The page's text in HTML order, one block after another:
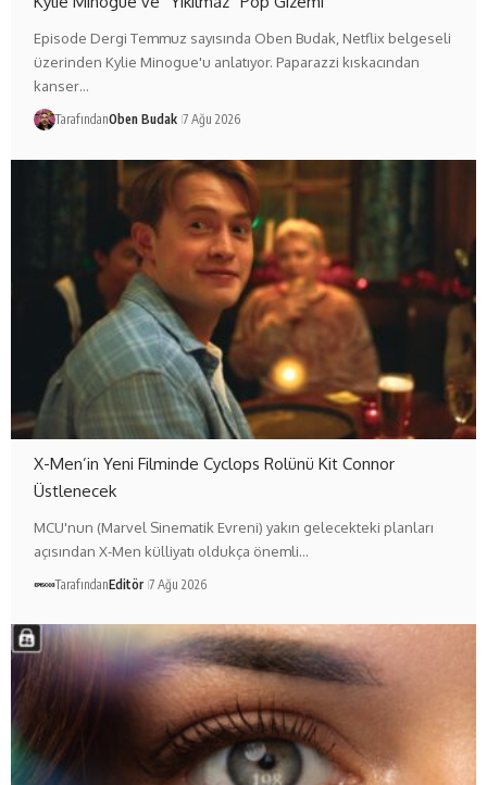
Episode Dergi Temmuz sayısında Oben Budak, Netflix belgeseli
üzerinden Kylie Minogue'u anlatıyor. Paparazzi kıskacından
kanser…
TarafındanOben Budak 7 Ağu 2026
X-Men’in Yeni Filminde Cyclops Rolünü Kit Connor
Üstlenecek
MCU'nun (Marvel Sinematik Evreni) yakın gelecekteki planları
açısından X-Men külliyatı oldukça önemli…
TarafındanEditör 7 Ağu 2026